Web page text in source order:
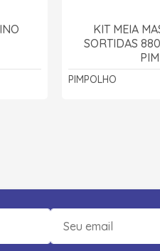
KIT MEIA
SORTIDAS
PIMPOLHO